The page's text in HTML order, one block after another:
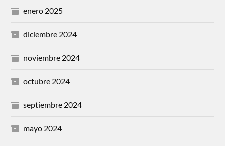
enero 2025
diciembre 2024
noviembre 2024
octubre 2024
septiembre 2024
mayo 2024